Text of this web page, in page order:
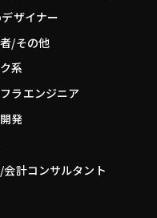
ザイナー
/その他
系
ラエンジニア
発
会計コンサルタント